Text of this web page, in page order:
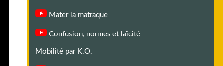
Mater la matraque
Confusion, normes et laïcité
Mobilité par K.O.